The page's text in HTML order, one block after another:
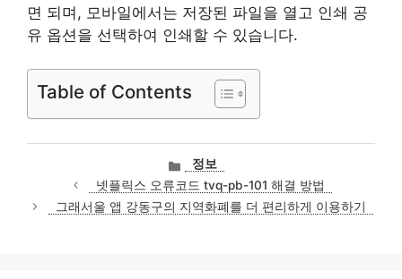
면 되며, 모바일에서는 저장된 파일을 열고 인쇄 공
유 옵션을 선택하여 인쇄할 수 있습니다.
Table of Contents
카
테
고
리
정보
넷플릭스 오류코드 tvq-pb-101 해결 방법
그래서울 앱 강동구의 지역화폐를 더 편리하게 이용하기